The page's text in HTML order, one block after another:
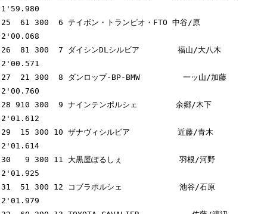
1'59.980
25  61 300  6 テイボン・トランピオ・FTO 中谷/原
2'00.068
26  81 300  7 ダイシンDLシルビア        福山/大八木
2'00.571
27  21 300  8 ダンロップ-BP-BMW         一ッ山/加藤
2'00.760
28 910 300  9 ナインテンポルシェ        余郷/木下
2'01.612
29  15 300 10 ザナヴィシルビア          近藤/青木
2'01.614
30   9 300 11 大黒屋ぽるしぇ            羽根/河野
2'01.925
31  51 300 12 コブラポルシェ            池谷/石原
2'01.979